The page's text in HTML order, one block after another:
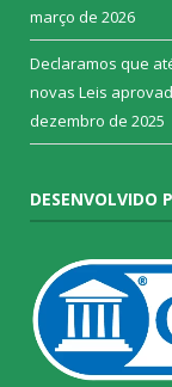
março de 2026
Declaramos que
novas Leis
dezembro de 2025
DESENVOLVIDO